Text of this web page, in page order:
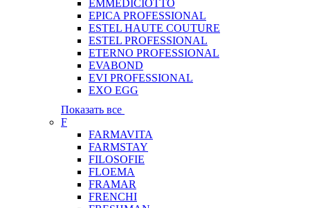
EMMEDICIOTTO
EPICA PROFESSIONAL
ESTEL HAUTE COUTURE
ESTEL PROFESSIONAL
ETERNO PROFESSIONAL
EVABOND
EVI PROFESSIONAL
EXO EGG
Показать все
F
FARMAVITA
FARMSTAY
FILOSOFIE
FLOEMA
FRAMAR
FRENCHI